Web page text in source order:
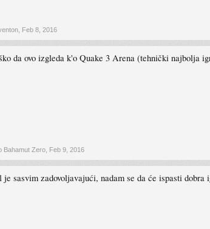
Feb 8, 2016
da ovo izgleda k'o Quake 3 Arena (tehnički najbolja
Bahamut Zero Feb 9, 2016
je sasvim zadovoljavajući, nadam se da će ispasti